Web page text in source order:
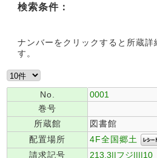
検索条件：
ナンバーをクリックすると所蔵詳
す。
No.
0001
巻号
所蔵館
図書館
配置場所
4F全国郷土
請求記号
213.3||フジ||||10